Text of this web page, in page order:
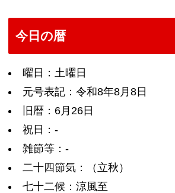
今日の暦
曜日：土曜日
元号表記：令和8年8月8日
旧暦：6月26日
祝日：-
雑節等：-
二十四節気：（立秋）
七十二候：涼風至